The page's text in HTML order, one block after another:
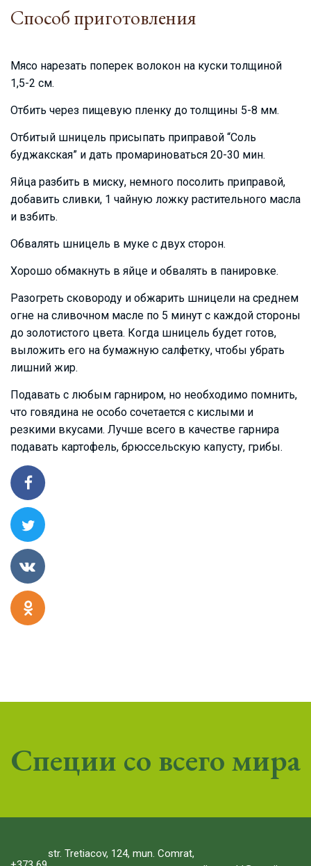
Способ приготовления
Мясо нарезать поперек волокон на куски толщиной
1,5-2 см.
Отбить через пищевую пленку до толщины 5-8 мм.
Отбитый шницель присыпать приправой “Соль
буджакская” и дать промариноваться 20-30 мин.
Яйца разбить в миску, немного посолить приправой,
добавить сливки, 1 чайную ложку растительного масла
и взбить.
Обвалять шницель в муке с двух сторон.
Хорошо обмакнуть в яйце и обвалять в панировке.
Разогреть сковороду и обжарить шницели на среднем
огне на сливочном масле по 5 минут с каждой стороны
до золотистого цвета. Когда шницель будет готов,
выложить его на бумажную салфетку, чтобы убрать
лишний жир.
Подавать с любым гарниром, но необходимо помнить,
что говядина не особо сочетается с кислыми и
резкими вкусами. Лучше всего в качестве гарнира
подавать картофель, брюссельскую капусту, грибы.
Специи со всего мира
str. Tretiacov, 124, mun. Comrat,